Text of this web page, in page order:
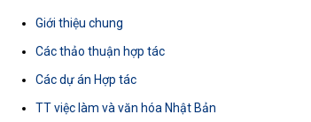
Giới thiệu chung
Các thảo thuận hợp tác
Các dự án Hợp tác
TT việc làm và văn hóa Nhật Bản